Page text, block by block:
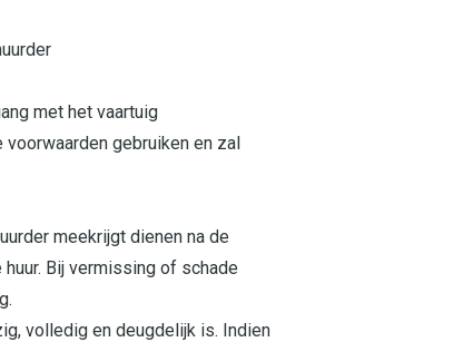
met het vaartuig
gebruiken en zal
meekrijgt dienen na de
Bij vermissing of schade
volledig en deugdelijk is. Indien